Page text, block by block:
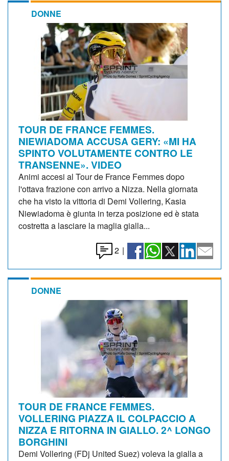
DONNE
TOUR DE FRANCE FEMMES.
NIEWIADOMA ACCUSA GERY: «MI HA
SPINTO VOLUTAMENTE CONTRO LE
TRANSENNE». VIDEO
Animi accesi al Tour de France Femmes dopo
l'ottava frazione con arrivo a Nizza. Nella giornata
che ha visto la vittoria di Demi Vollering, Kasia
Niewiadoma è giunta in terza posizione ed è stata
costretta a lasciare la maglia gialla...
2 |
DONNE
TOUR DE FRANCE FEMMES.
VOLLERING PIAZZA IL COLPACCIO A
NIZZA E RITORNA IN GIALLO. 2^ LONGO
BORGHINI
Demi Vollering (FDj United Suez) voleva la gialla a